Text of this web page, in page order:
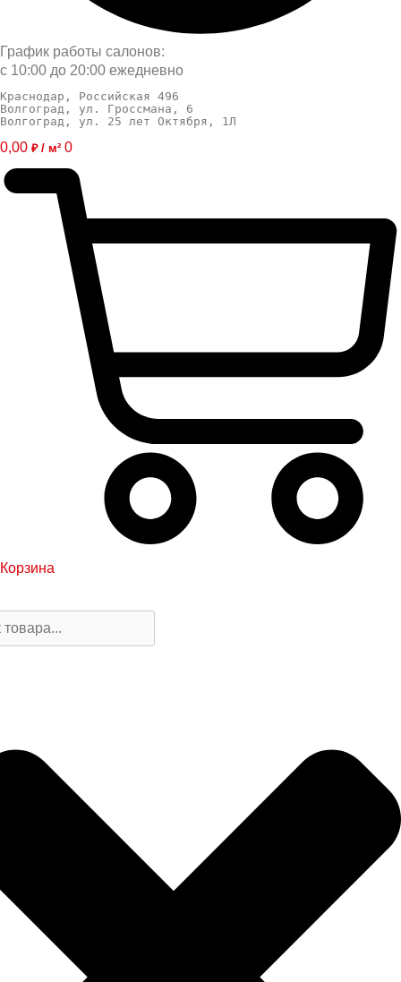
График работы салонов:
с 10:00 до 20:00 ежедневно
Краснодар, Российская 496
Волгоград, ул. Гроссмана, 6
Волгоград, ул. 25 лет Октября, 1Л
0,00 ₽ / м² 0
Корзина